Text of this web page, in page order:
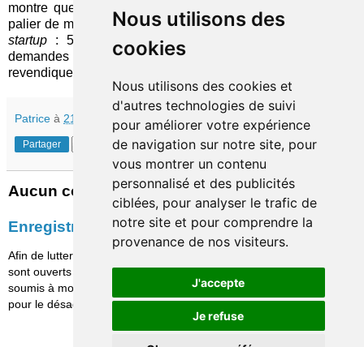
Nous utilisons des
cookies
Nous utilisons des cookies et
d'autres technologies de suivi
pour améliorer votre expérience
de navigation sur notre site, pour
vous montrer un contenu
personnalisé et des publicités
ciblées, pour analyser le trafic de
notre site et pour comprendre la
provenance de nos visiteurs.
J'accepte
Je refuse
montre que le principe du salaire à la demande atteint un
palier de maturité – également reflété par les données de la
startup : 5 millions d'employés enrôlés, plus de 1 000
demandes quotidiennes de paiement… – qui lui permet de
revendiquer sa légitimité sur les marchés.
Patrice à 21:30
Partager
Aucun commentaire:
Enregistrer un commentaire
Afin de lutter contre le spam, les commentaires ne
sont ouverts qu'aux personnes identifiées et sont
soumis à modération (je suis sincèrement désolé
pour le désagrément causé…)